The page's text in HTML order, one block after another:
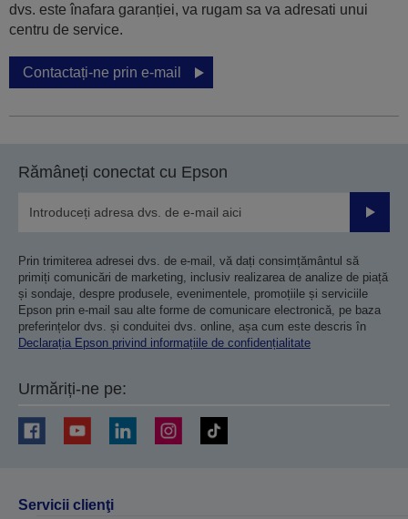
dvs. este înafara garanției, va rugam sa va adresati unui
centru de service.
Contactați-ne prin e-mail
Rămâneți conectat cu Epson
Prin trimiterea adresei dvs. de e-mail, vă dați consimțământul să
primiți comunicări de marketing, inclusiv realizarea de analize de piață
și sondaje, despre produsele, evenimentele, promoțiile și serviciile
Epson prin e-mail sau alte forme de comunicare electronică, pe baza
preferințelor dvs. și conduitei dvs. online, așa cum este descris în
Declarația Epson privind informațiile de confidențialitate
Urmăriți-ne pe:
Servicii clienţi